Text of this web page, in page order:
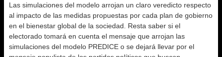
Las simulaciones del modelo arrojan un claro veredicto respecto
al impacto de las medidas propuestas por cada plan de gobierno
en el bienestar global de la sociedad. Resta saber si el
electorado tomará en cuenta el mensaje que arrojan las
simulaciones del modelo PREDICE o se dejará llevar por el